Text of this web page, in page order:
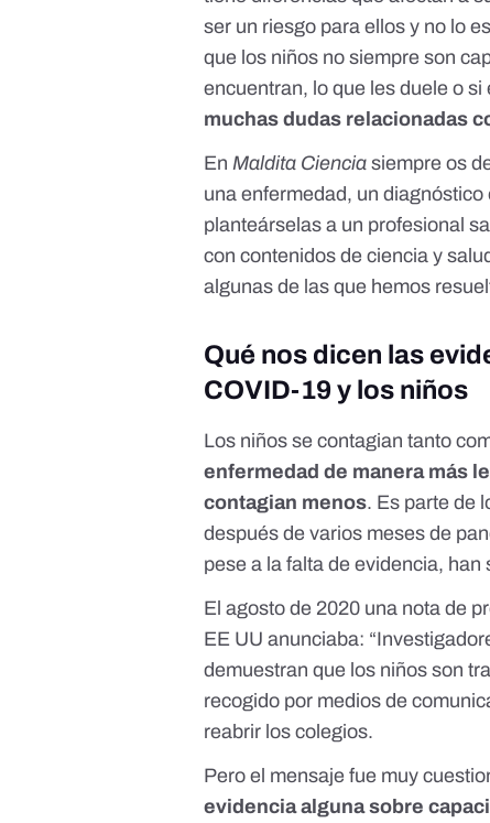
ser un riesgo para ellos y no lo
que los niños no siempre son
encuentran, lo que les duele o
muchas dudas relacionadas
EnMaldita Ciencia siempre os
una enfermedad, un
planteárselas a un profesional
con contenidos de ciencia y
algunas de las que hemos
Qué nos dicen las
COVID-19 y los niños
Los niños se contagian tanto
enfermedad de manera más
contagian menos. Es parte de
después de varios meses de
pese a la falta de evidencia, han
El agosto de 2020 una nota de
EE UU anunciaba:
demuestran que los niños son
recogido por medios de
reabrir los colegios.
Pero el mensaje fue muy
evidencia alguna sobre